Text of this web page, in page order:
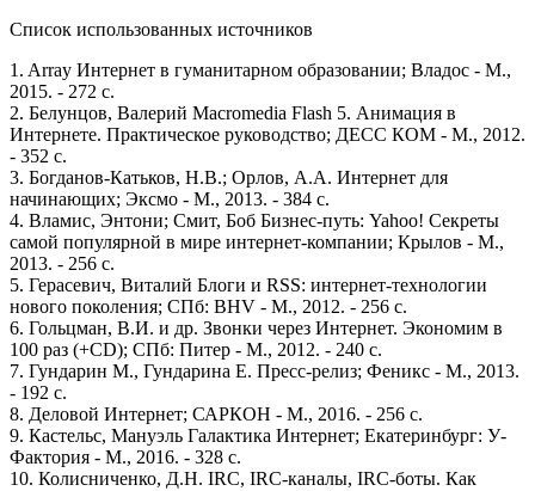
Список использованных источников
1. Array Интернет в гуманитарном образовании; Владос - М.,
2015. - 272 c.
2. Белунцов, Валерий Macromedia Flash 5. Анимация в
Интернете. Практическое руководство; ДЕСС КОМ - М., 2012.
- 352 c.
3. Богданов-Катьков, Н.В.; Орлов, А.А. Интернет для
начинающих; Эксмо - М., 2013. - 384 c.
4. Вламис, Энтони; Смит, Боб Бизнес-путь: Yahoo! Секреты
самой популярной в мире интернет-компании; Крылов - М.,
2013. - 256 c.
5. Герасевич, Виталий Блоги и RSS: интернет-технологии
нового поколения; СПб: BHV - М., 2012. - 256 c.
6. Гольцман, В.И. и др. Звонки через Интернет. Экономим в
100 раз (+CD); СПб: Питер - М., 2012. - 240 c.
7. Гундарин М., Гундарина Е. Пресс-релиз; Феникс - М., 2013.
- 192 c.
8. Деловой Интернет; САРКОН - М., 2016. - 256 c.
9. Кастельс, Мануэль Галактика Интернет; Екатеринбург: У-
Фактория - М., 2016. - 328 c.
10. Колисниченко, Д.Н. IRC, IRC-каналы, IRC-боты. Как